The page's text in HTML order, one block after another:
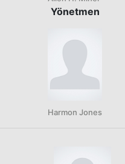
Yönetmen
Harmon Jones